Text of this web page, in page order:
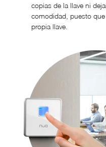
copias de la llave ni
comodidad, puesto
propia llave.